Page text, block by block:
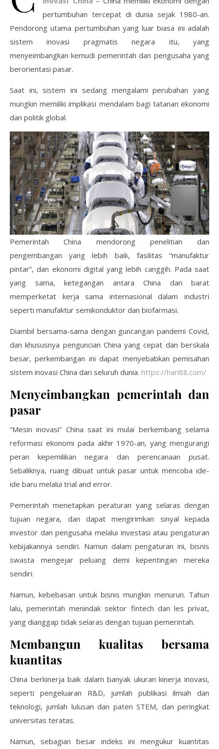
pertumbuhan tercepat di dunia sejak 1980-an.
Pendorong utama pertumbuhan yang luar biasa ini adalah
sistem inovasi pragmatis negara itu, yang
menyeimbangkan kemudi pemerintah dan pengusaha yang
berorientasi pasar.
Saat ini, sistem ini sedang mengalami perubahan yang
mungkin memiliki implikasi mendalam bagi tatanan ekonomi
dan politik global.
Pemerintah China mendorong penelitian dan
pengembangan yang lebih baik, fasilitas “manufaktur
pintar”, dan ekonomi digital yang lebih canggih. Pada saat
yang sama, ketegangan antara China dan barat
memperketat kerja sama internasional dalam industri
seperti manufaktur semikonduktor dan biofarmasi.
Diambil bersama-sama dengan guncangan pandemi Covid,
dan khususnya penguncian China yang cepat dan berskala
besar, perkembangan ini dapat menyebabkan pemisahan
sistem inovasi China dari seluruh dunia. https://hari88.com/
Menyeimbangkan pemerintah dan
pasar
“Mesin inovasi” China saat ini mulai berkembang selama
reformasi ekonomi pada akhir 1970-an, yang mengurangi
peran kepemilikan negara dan perencanaan pusat.
Sebaliknya, ruang dibuat untuk pasar untuk mencoba ide-
ide baru melalui trial and error.
Pemerintah menetapkan peraturan yang selaras dengan
tujuan negara, dan dapat mengirimkan sinyal kepada
investor dan pengusaha melalui investasi atau pengaturan
kebijakannya sendiri. Namun dalam pengaturan ini, bisnis
swasta mengejar peluang demi kepentingan mereka
sendiri.
Namun, kebebasan untuk bisnis mungkin menurun. Tahun
lalu, pemerintah menindak sektor fintech dan les privat,
yang dianggap tidak selaras dengan tujuan pemerintah.
Membangun kualitas bersama
kuantitas
China berkinerja baik dalam banyak ukuran kinerja inovasi,
seperti pengeluaran R&D, jumlah publikasi ilmiah dan
teknologi, jumlah lulusan dan paten STEM, dan peringkat
universitas teratas.
Namun, sebagian besar indeks ini mengukur kuantitas